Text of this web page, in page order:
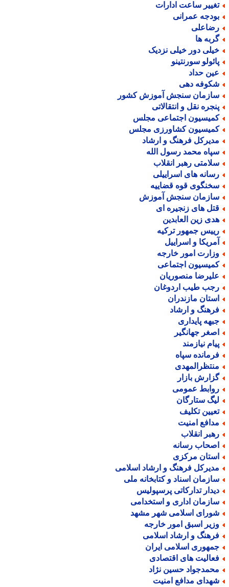
ساعت ادارات
عمرانی
ها
دور خیلی نزدیک
سورنتینو
حداد
دهی
سنجش آموزش کشور
نقل و انتقالاتی
اجتماعی مجلس
کشاورزی مجلس
فرهنگ و ارشاد
محمد رسول الله
رهبر انقلاب
های اسراییلی
قوه قضاییه
سنجش آموزش
های زنجیره ای
زین العابدین
جمهور ترکیه
و اسراییل
امور خارجه
اجتماعی
منصوریان
طیب اردوغان
مازندران
و ارشاد
پایداری
جهانگیر
نیازمند
سپاه
بازار
عمومی
ستارگان
تکلیف
امنیت
انقلاب
رسانه
مرکزی
فرهنگ و ارشاد اسلامی
اسناد و کتابخانه ملی
تدارکاتی پرسپولیس
اداری و استخدامی
اسلامی شهر مشهد
اسبق امور خارجه
و ارشاد اسلامی
اسلامی ایران
های اقتصادی
حسین نژاد
مدافع امنیت